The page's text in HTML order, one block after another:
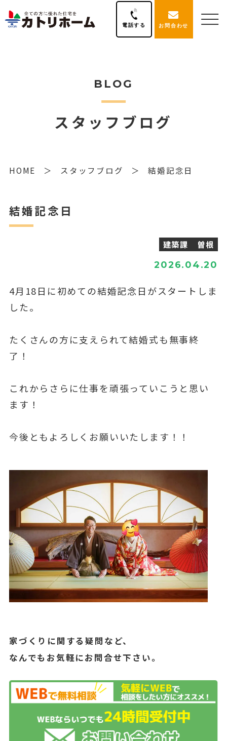
電話する お問合わせ
BLOG
スタッフブログ
HOME スタッフブログ 結婚記念日
結婚記念日
建築課 曽根
2026.04.20
4月18日に初めての結婚記念日がスタートしま
した。
たくさんの方に支えられて結婚式も無事終
了！
これからさらに仕事を頑張っていこうと思い
ます！
今後ともよろしくお願いいたします！！
家づくりに関する疑問など、
なんでもお気軽にお問合せ下さい。